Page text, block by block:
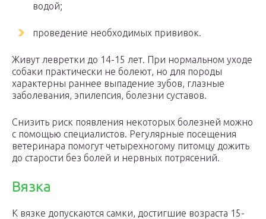
водой;
проведение необходимых прививок.
Живут левретки до 14-15 лет. При нормальном уходе
собаки практически не болеют, но для породы
характерны раннее выпадение зубов, глазные
заболевания, эпилепсия, болезни суставов.
Снизить риск появления некоторых болезней можно
с помощью специалистов. Регулярные посещения
ветеринара помогут четырехногому питомцу дожить
до старости без болей и нервных потрясений.
Вязка
К вязке допускаются самки, достигшие возраста 15-